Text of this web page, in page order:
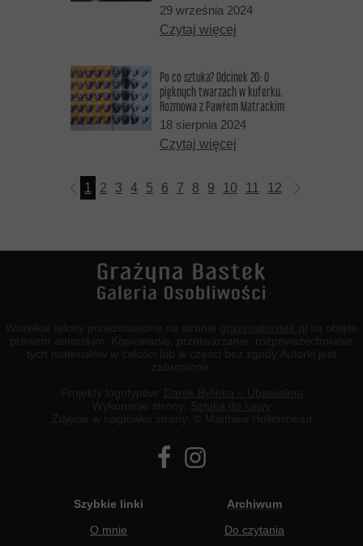
29 września 2024
Czytaj więcej
Po co sztuka? Odcinek 20: O
pięknych twarzach w kuferku.
Rozmowa z Pawłem Matrackim
18 sierpnia 2024
Czytaj więcej
1 2 3 4 5 6 7 8 9 10 11 12 13
Szybkie linki
O mnie
Archiwum
Do czytania